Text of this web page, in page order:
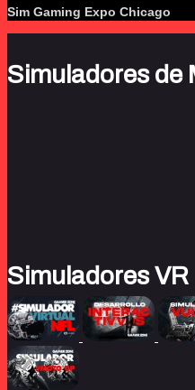
Sim Gaming Expo Chicago
Simuladores de
Simuladores VR